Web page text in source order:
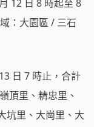
12 日 8 時起至 8
：大園區 / 三石
日 7 時止，合計
頂里、精忠里、
坑里、大崗里、大